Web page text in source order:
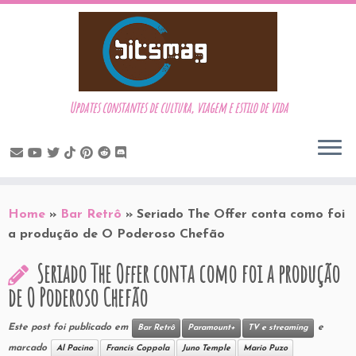
to
content
Updates constantes de cultura, viagem e estilo de vida
Home » Bar Retrô » Seriado The Offer conta como foi
a produção de O Poderoso Chefão
Seriado The Offer conta como foi a produção
de O Poderoso Chefão
Este post foi publicado em Bar Retrô Paramount+ TV e streaming e
marcado Al Pacino Francis Coppola Juno Temple Mario Puzo